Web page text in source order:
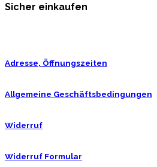
Sicher einkaufen
Adresse, Öffnungszeiten
Allgemeine Geschäftsbedingungen
Widerruf
Widerruf Formular